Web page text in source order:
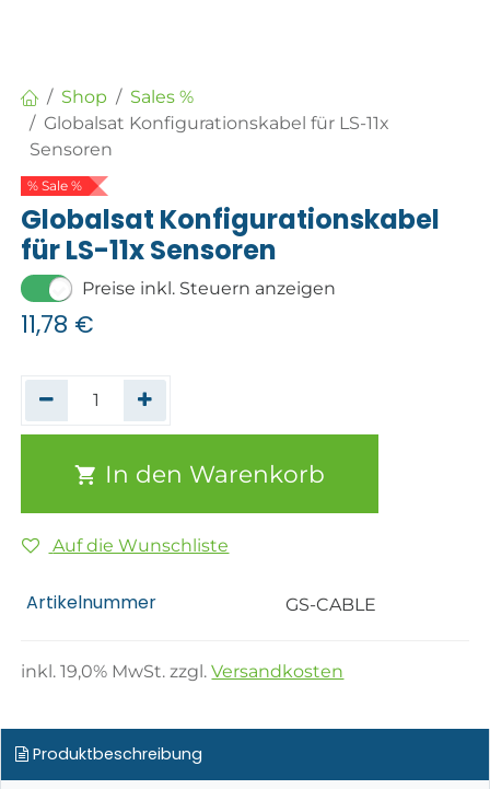
Shop
Sales %
Globalsat Konfigurationskabel für LS-11x
Sensoren
% Sale %
Globalsat Konfigurationskabel
für LS-11x Sensoren
Preise inkl. Steuern anzeigen
11,78 €
In den Warenkorb
Auf die Wunschliste
Artikelnummer GS-CABLE
inkl.19,0% MwSt. zzgl.Versandkosten
Produktbeschreibung